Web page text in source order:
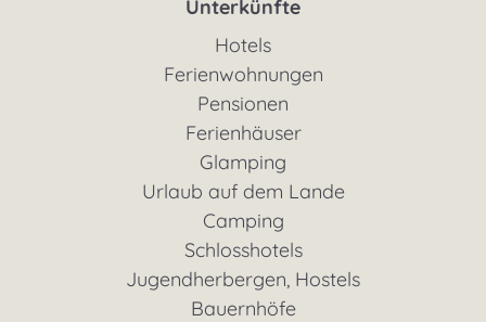
Unterkünfte
Hotels
Ferienwohnungen
Pensionen
Ferienhäuser
Glamping
Urlaub auf dem Lande
Camping
Schlosshotels
Jugendherbergen, Hostels
Bauernhöfe